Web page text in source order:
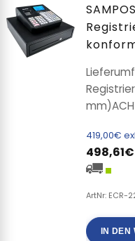
419,00€
ArtNr: ECR-
IN DEN